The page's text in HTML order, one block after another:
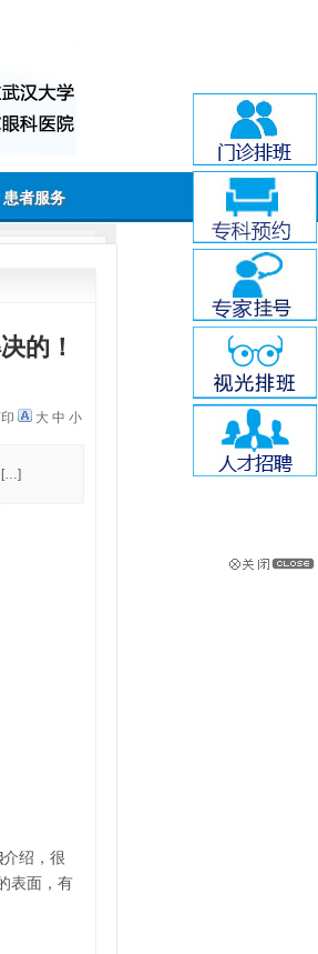
患者服务
的！
大 中 小
[…]
介绍，很
表面，有